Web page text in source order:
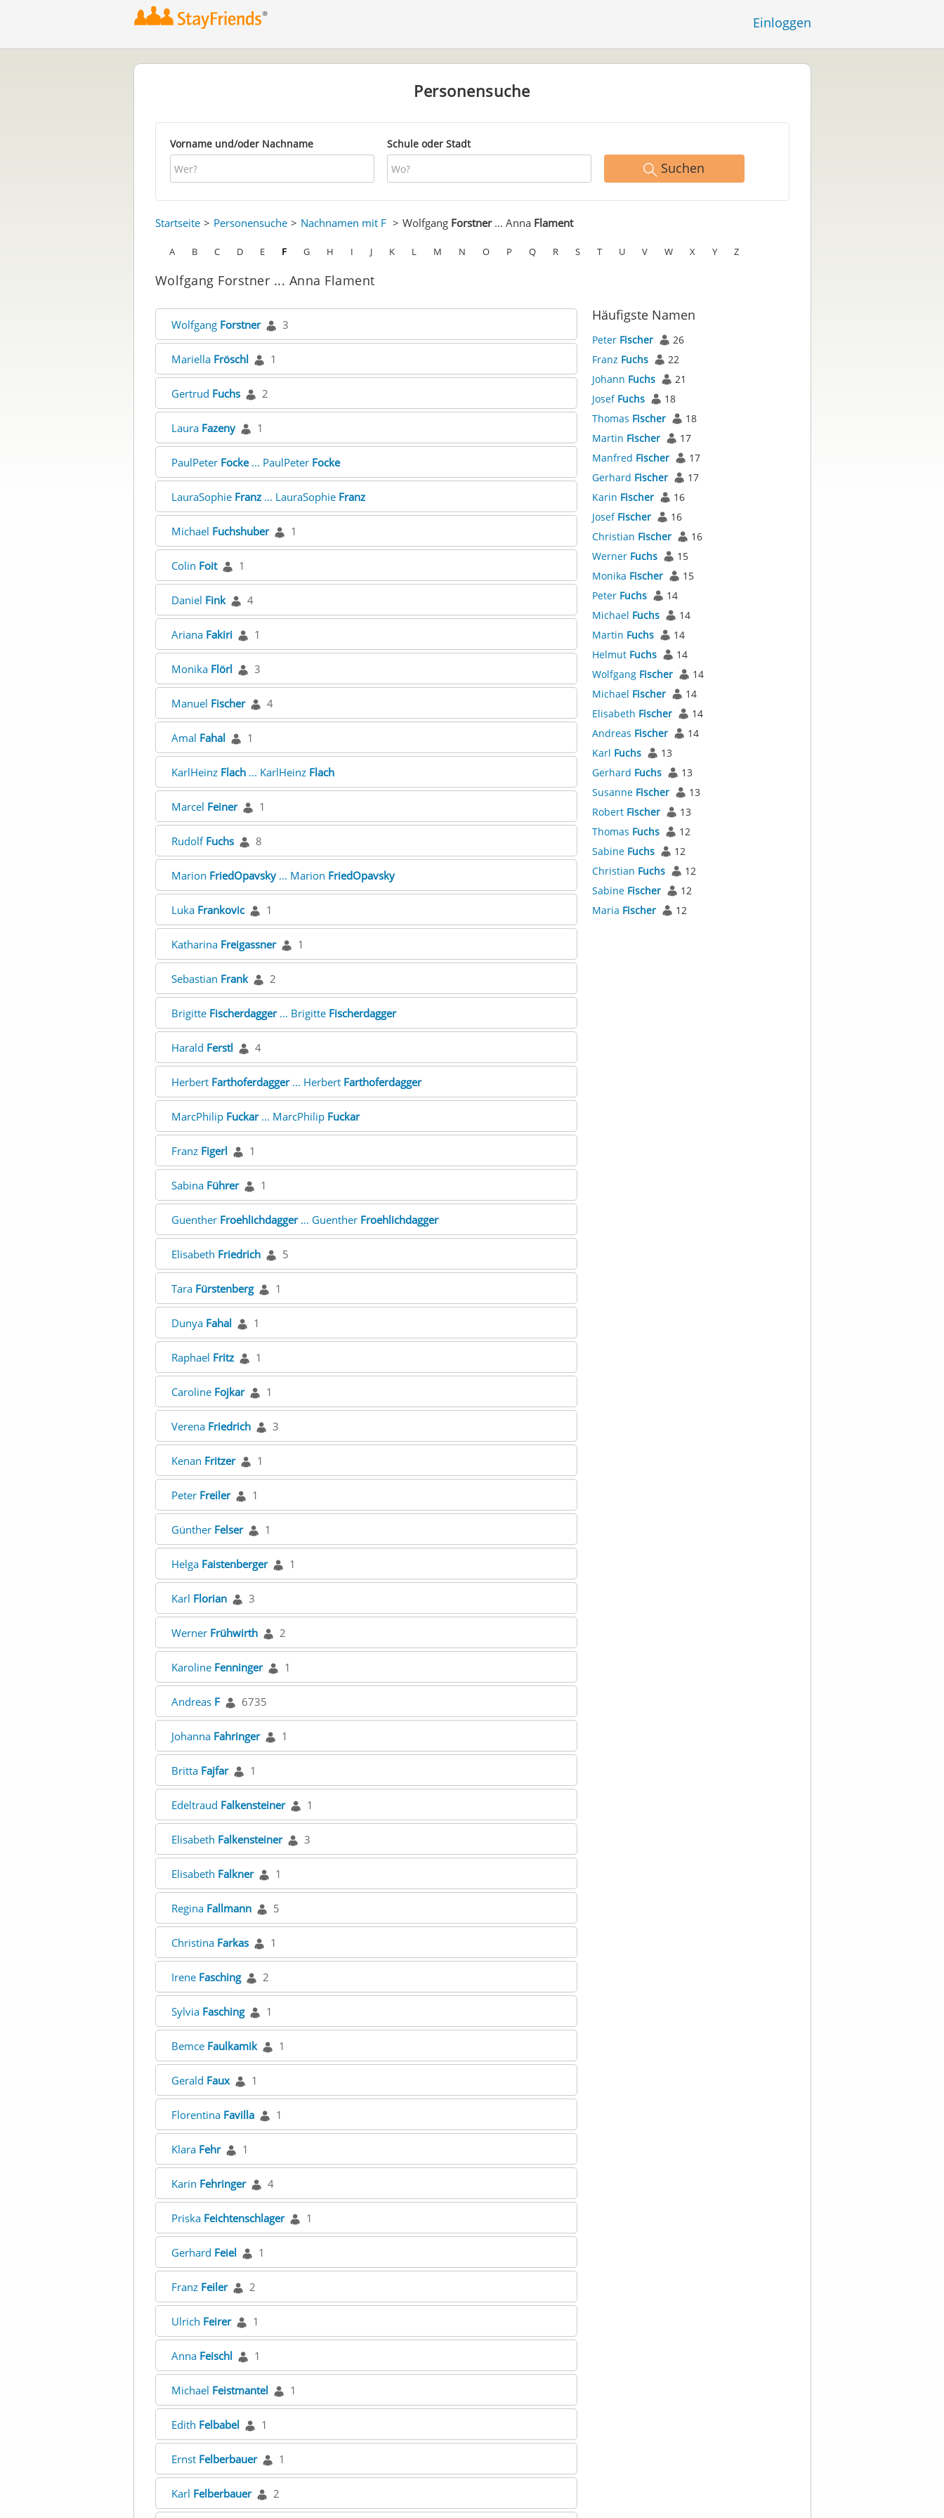
Einloggen
Personensuche
Vorname und/oder Nachname Schule oder Stadt
Suchen
Startseite Personensuche Nachnamen mit F Wolfgang Forstner... Anna Flament
A B C D E F G H I J K L M N O P Q R S T U V W X Y Z
Wolfgang Forstner ... Anna Flament
Wolfgang Forstner 3
Mariella Fröschl 1
Gertrud Fuchs 2
Laura Fazeny 1
PaulPeter Focke... PaulPeter Focke
LauraSophie Franz... LauraSophie Franz
Michael Fuchshuber 1
Colin Foit 1
Daniel Fink 4
Ariana Fakiri 1
Monika Flörl 3
Manuel Fischer 4
Amal Fahal 1
KarlHeinz Flach... KarlHeinz Flach
Marcel Feiner 1
Rudolf Fuchs 8
Marion FriedOpavsky... Marion FriedOpavsky
Luka Frankovic 1
Katharina Freigassner 1
Sebastian Frank 2
Brigitte Fischerdagger... Brigitte Fischerdagger
Harald Ferstl 4
Herbert Farthoferdagger... Herbert Farthoferdagger
MarcPhilip Fuckar... MarcPhilip Fuckar
Franz Figerl 1
Sabina Führer 1
Guenther Froehlichdagger... Guenther Froehlichdagger
Elisabeth Friedrich 5
Tara Fürstenberg 1
Dunya Fahal 1
Raphael Fritz 1
Caroline Fojkar 1
Verena Friedrich 3
Kenan Fritzer 1
Peter Freiler 1
Günther Felser 1
Helga Faistenberger 1
Karl Florian 3
Werner Frühwirth 2
Karoline Fenninger 1
Andreas F 6735
Johanna Fahringer 1
Britta Fajfar 1
Edeltraud Falkensteiner 1
Elisabeth Falkensteiner 3
Elisabeth Falkner 1
Regina Fallmann 5
Christina Farkas 1
Irene Fasching 2
Sylvia Fasching 1
Bemce Faulkamik 1
Gerald Faux 1
Florentina Favilla 1
Klara Fehr 1
Karin Fehringer 4
Priska Feichtenschlager 1
Gerhard Feiel 1
Franz Feiler 2
Ulrich Feirer 1
Anna Feischl 1
Michael Feistmantel 1
Edith Felbabel 1
Ernst Felberbauer 1
Karl Felberbauer 2
Häufigste Namen
Peter Fischer
26
Franz Fuchs
22
Johann Fuchs
21
Josef Fuchs
18
Thomas Fischer
18
Martin Fischer
17
Manfred Fischer
17
Gerhard Fischer
17
Karin Fischer
16
Josef Fischer
16
Christian Fischer
16
Werner Fuchs
15
Monika Fischer
15
Peter Fuchs
14
Michael Fuchs
14
Martin Fuchs
14
Helmut Fuchs
14
Wolfgang Fischer
14
Michael Fischer
14
Elisabeth Fischer
14
Andreas Fischer
14
Karl Fuchs
13
Gerhard Fuchs
13
Susanne Fischer
13
Robert Fischer
13
Thomas Fuchs
12
Sabine Fuchs
12
Christian Fuchs
12
Sabine Fischer
12
Maria Fischer 12